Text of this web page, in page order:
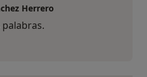
Herrero